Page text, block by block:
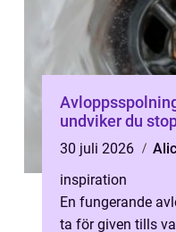
Avloppsspolning
undviker du
30 juli 2026
inspiration
En fungerande
ta för given tills